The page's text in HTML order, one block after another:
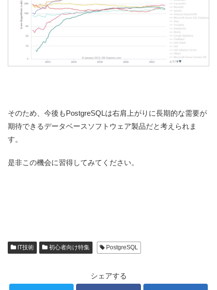
そのため、今後もPostgreSQLは右肩上がりに長期的な需要が
期待できるデータベースソフトウェア製品だと考えられま
す。
是非この機会に習得してみてください。
IT技術 初心者向け特集 PostgreSQL
シェアする